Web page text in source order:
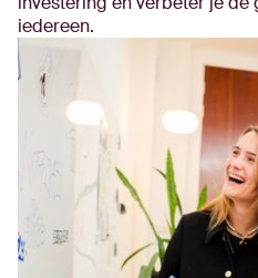
iedereen.